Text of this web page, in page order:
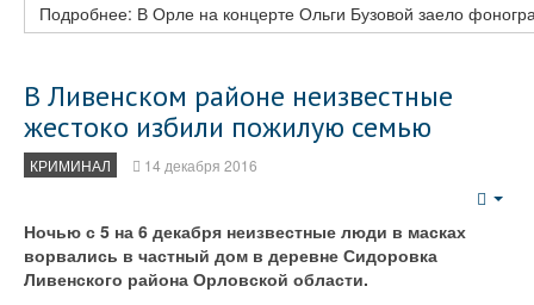
Подробнее: В Орле на концерте Ольги Бузовой заело
В Ливенском районе неизвестные
жестоко избили пожилую семью
КРИМИНАЛ 14 декабря 2016
Ночью с 5 на 6 декабря неизвестные люди в масках
ворвались в частный дом в деревне Сидоровка
Ливенского района Орловской области.